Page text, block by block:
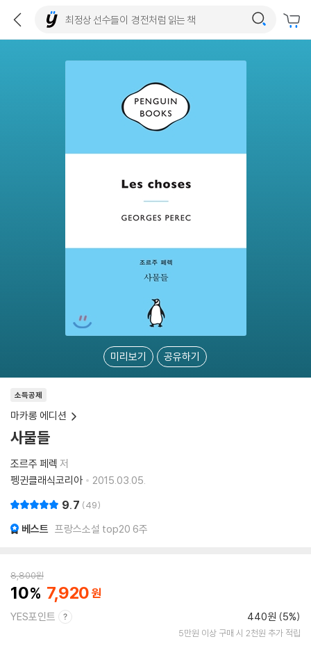
미리보기 공유하기
소득공제
마카롱 에디션
사물들
조르주 페렉 저
펭귄클래식코리아
2015.03.05.
9.7 49
베스트 프랑스소설 top20 6주
8,800원
10 7,920
YES포인트 440원 (5%)
5만원 이상 구매 시 2천원 추가 적립